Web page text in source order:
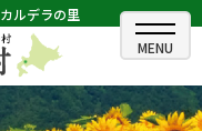
ルデラの里